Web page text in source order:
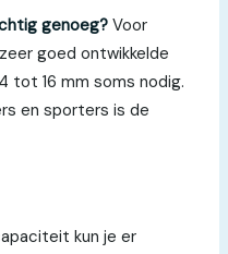
genoeg?Voor
goed ontwikkelde
tot 16 mm soms nodig.
en sporters is de
kun je er